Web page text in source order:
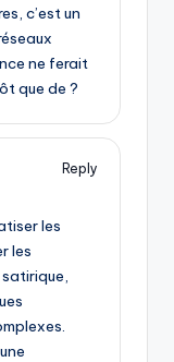
c’est un
ne ferait
que de ?
Reply
les
les